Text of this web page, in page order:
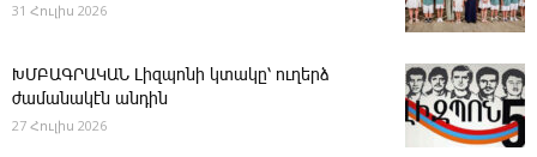
31 Հուլիս 2026
ԽՄԲԱԳՐԱԿԱՆ ­Լիզպոնի կտակը՝ ուղերձ
ժամանակէն անդին
27 Հուլիս 2026